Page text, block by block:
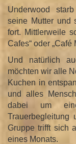
Underwood
seine Mutter und
fort. Mittlerweile
Cafes“ oder
Und natürlich
möchten wir alle
Kuchen in
und alles
dabei um
Trauerbegleitung
Gruppe trifft sich
eines Monats.